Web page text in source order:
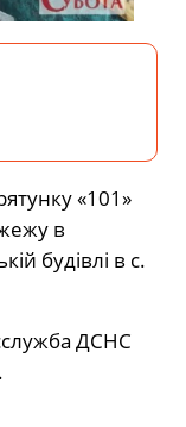
«101»
в
будівлі в с.
ДСНС